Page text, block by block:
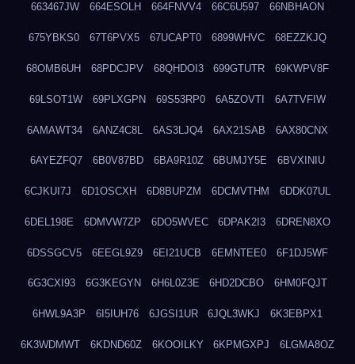
663467JW 664ESOLH 664FNVV4 66C6U597 66NBHAON
675YBKS0 67T6PVX5 67UCAPT0 6899WHVC 68EZZKJQ
68OMB6UH 68PDCJPV 68QHDOI3 699GTUTR 69KWPV8F
69LSOT1W 69PLXGPN 69S53RP0 6A5ZOVTI 6A7TVFIW
6AMAWT34 6ANZ4C8L 6AS3LJQ4 6AX21SAB 6AX80CNX
6AYEZFQ7 6B0V87BD 6BA9R10Z 6BUMJY5E 6BVXINIU
6CJKUI7J 6D1OSCXH 6D8BUPZM 6DCMVTHM 6DDK07UL
6DEL198E 6DMVW7ZP 6DO5WVEC 6DPAK2I3 6DREN8XO
6DSSGCV5 6EEGL9Z9 6EI21UCB 6EMNTEE0 6F1DJ5WF
6G3CXI93 6G3KEGYN 6H6L0Z3E 6HD2DCBO 6HM0FQJT
6HWL9A3P 6I5IUH76 6JGSI1UR 6JQL3WKJ 6K3EBPX1
6K3WDMWT 6KDND60Z 6KOOILKY 6KPMGXPJ 6LGMA8OZ